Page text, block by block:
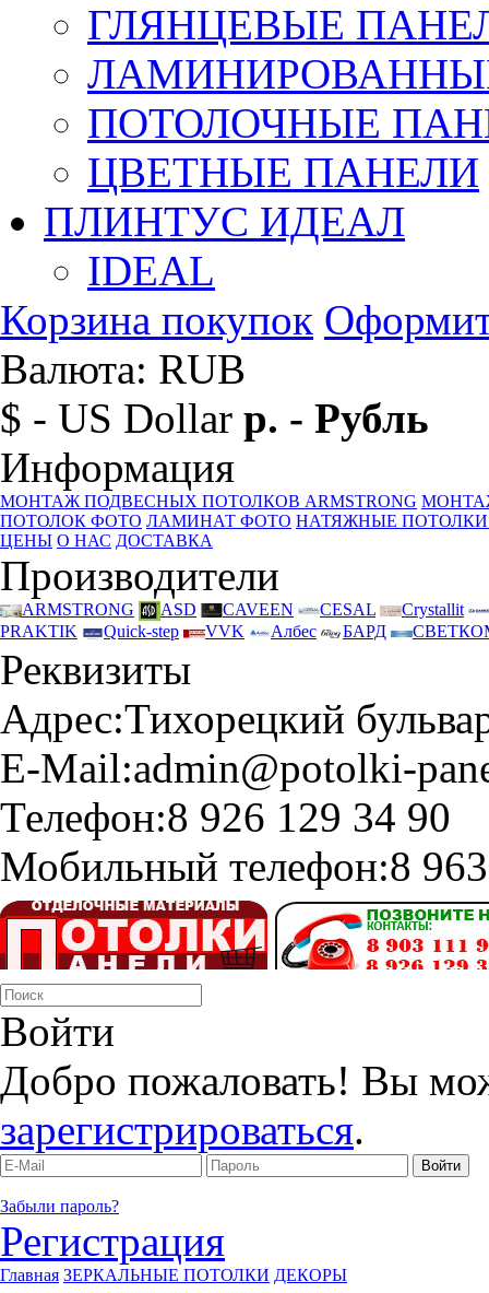
ГЛЯНЦЕВЫЕ
ПОТОЛОЧНЫЕ
ЦВЕТНЫЕ ПАНЕЛИ
ПЛИНТУС ИДЕАЛ
IDEAL
Корзина покупок
Валюта: RUB
$ - US Dollar р. - Рубль
Информация
МОНТАЖ ПОДВЕСНЫХ ПОТОЛКОВ ARMSTRONG
ПОТОЛОК ФОТО ЛАМИНАТ ФОТО НАТЯЖНЫЕ ПОТОЛКИ
ЦЕНЫ О НАС ДОСТАВКА
Производители
ARMSTRONG ASD CAVEEN CESAL
Crystallit
PRAKTIK
Quick-step VVK Албес БАРД
Реквизиты
Адрес:Тихорецкий
E-Mail:admin@potolki-
Телефон:8 926 129 34 90
Мобильный телефон:8
Войти
Добро пожаловать! Вы
зарегистрироваться.
Забыли пароль?
Регистрация
Главная ЗЕРКАЛЬНЫЕ ПОТОЛКИ ДЕКОРЫ